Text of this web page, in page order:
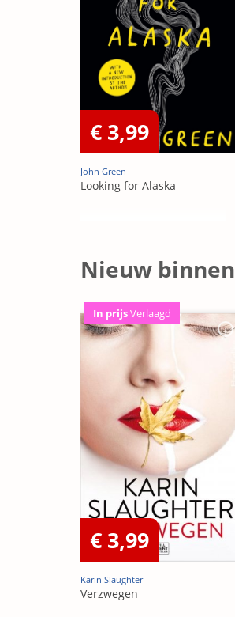
€ 3,99
John Green
Looking for Alaska
Nieuw binnen
In prijsVerlaagd
€ 3,99
Karin Slaughter
Verzwegen